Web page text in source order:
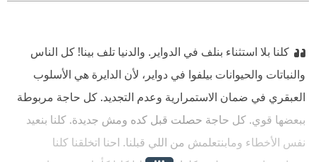
كلنا بلا استثناء بنلف في الدواير. والدنيا تلف بينا! كل الناس
والنباتات والحيوانات بيلفوا في دواير، لأن الدايرة هي الأسلوب
العبقري في ضمان الاستمرارية وعدم التجديد. كل حاجة مربوطة
ببعضها قوي. كل حاجة حصلت قبل كده ومش جديدة. كلنا بنعيد
نفس الأخطاء ومابنتعلمش من اللي قبلنا. احنا اتخلقنا كلنا